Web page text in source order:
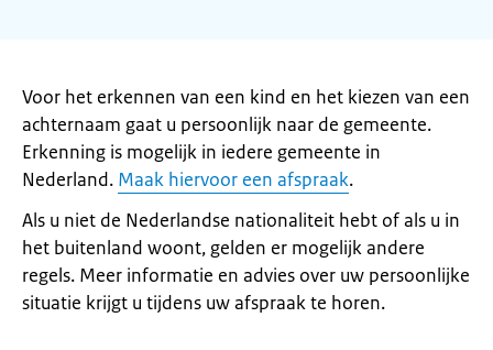
Voor het erkennen van een kind en het kiezen van een
achternaam gaat u persoonlijk naar de gemeente.
Erkenning is mogelijk in iedere gemeente in
Nederland. Maak hiervoor een afspraak.
Als u niet de Nederlandse nationaliteit hebt of als u in
het buitenland woont, gelden er mogelijk andere
regels. Meer informatie en advies over uw persoonlijke
situatie krijgt u tijdens uw afspraak te horen.